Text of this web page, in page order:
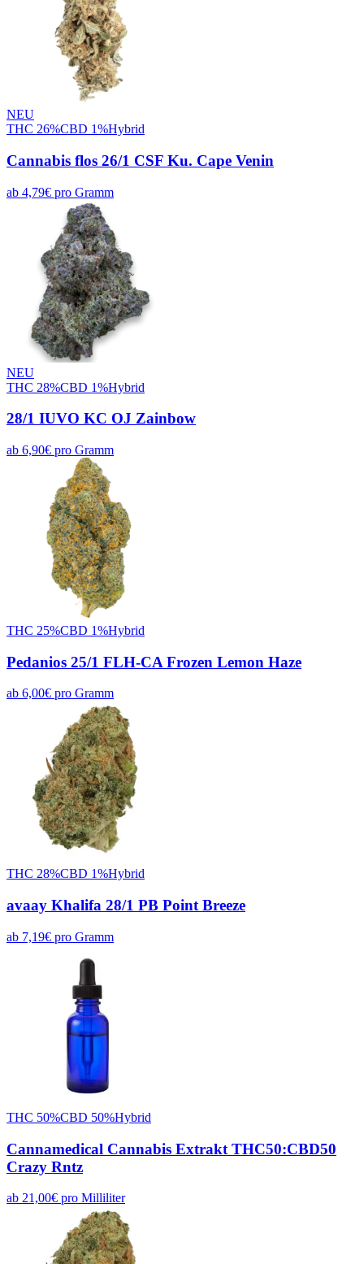
NEU
THC 26%CBD 1%Hybrid
Cannabis flos 26/1 CSF Ku. Cape Venin
ab 4,79€ pro Gramm
NEU
THC 28%CBD 1%Hybrid
28/1 IUVO KC OJ Zainbow
ab 6,90€ pro Gramm
THC 25%CBD 1%Hybrid
Pedanios 25/1 FLH-CA Frozen Lemon Haze
ab 6,00€ pro Gramm
THC 28%CBD 1%Hybrid
avaay Khalifa 28/1 PB Point Breeze
ab 7,19€ pro Gramm
THC 50%CBD 50%Hybrid
Cannamedical Cannabis Extrakt THC50:CBD50
Crazy Rntz
ab 21,00€ pro Milliliter